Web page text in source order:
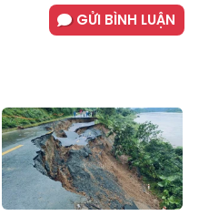
GỬI BÌNH LUẬN